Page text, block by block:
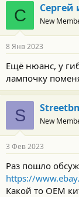
С Сергей
New
8 Янв 2023
Ещё нюанс, у
лампочку
S New
3 Фев 2023
Раз пошло
https://
Какой то OEM